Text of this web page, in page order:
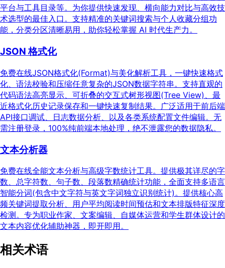
平台与工具目录等。为你提供快速发现、横向能力对比与高效技
术选型的最佳入口。支持精准的关键词搜索与个人收藏分组功
能，分类分区清晰易用，助你轻松掌握 AI 时代生产力。
JSON 格式化
免费在线JSON格式化(Format)与美化解析工具，一键快速格式
化、语法校验和压缩任意复杂的JSON数据字符串。支持直观的
代码语法高亮显示、可折叠的交互式树形视图(Tree View)、最
近格式化历史记录保存和一键快速复制结果。广泛适用于前后端
API接口调试、日志数据分析、以及各类系统配置文件编辑。无
需注册登录，100%纯前端本地处理，绝不泄露您的数据隐私。
文本分析器
免费在线全能文本分析与高级字数统计工具。提供极其详尽的字
数、总字符数、句子数、段落数精确统计功能，全面支持多语言
智能分词(包含中文字符与英文字词独立识别统计)。提供核心高
频关键词提取分析、用户平均阅读时间预估和文本排版特征深度
检测。专为职业作家、文案编辑、自媒体运营和学生群体设计的
文本内容优化辅助神器，即开即用。
相关术语